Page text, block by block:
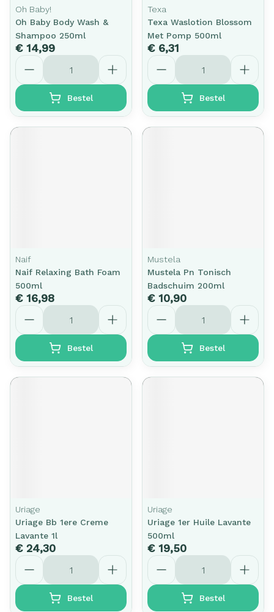
Oh Baby!
Oh Baby Body Wash &
Shampoo 250ml
€ 14,99
Aantal
Bestel
Texa
Texa Waslotion Blossom
Met Pomp 500ml
€ 6,31
Aantal
Bestel
Naif
Naif Relaxing Bath Foam
500ml
€ 16,98
Aantal
Bestel
Mustela
Mustela Pn Tonisch
Badschuim 200ml
€ 10,90
Aantal
Bestel
Uriage
Uriage Bb 1ere Creme
Lavante 1l
€ 24,30
Aantal
Bestel
Uriage
Uriage 1er Huile Lavante
500ml
€ 19,50
Aantal
Bestel